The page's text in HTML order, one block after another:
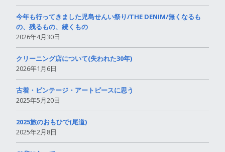
今年も行ってきました児島せんい祭り/THE DENIM/無くなるも
の、残るもの、続くもの
2026年4月30日
クリーニング店について(失われた30年)
2026年1月6日
古着・ビンテージ・アートピースに思う
2025年5月20日
2025旅のおもひで(尾道)
2025年2月8日